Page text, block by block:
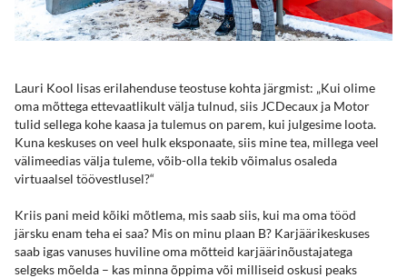
Lauri Kool lisas erilahenduse teostuse kohta järgmist: „Kui olime
oma mõttega ettevaatlikult välja tulnud, siis JCDecaux ja Motor
tulid sellega kohe kaasa ja tulemus on parem, kui julgesime loota.
Kuna keskuses on veel hulk eksponaate, siis mine tea, millega veel
välimeedias välja tuleme, võib-olla tekib võimalus osaleda
virtuaalsel töövestlusel?“
Kriis pani meid kõiki mõtlema, mis saab siis, kui ma oma tööd
järsku enam teha ei saa? Mis on minu plaan B? Karjäärikeskuses
saab igas vanuses huviline oma mõtteid karjäärinõustajatega
selgeks mõelda – kas minna õppima või milliseid oskusi peaks